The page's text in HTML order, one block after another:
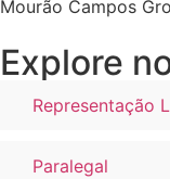
Mourão Campos
Explore
Representação
Paralegal